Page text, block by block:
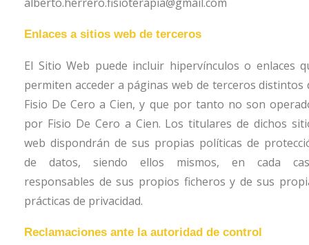
Enlaces a sitios web de terceros
El Sitio Web puede incluir hipervínculos o enlaces
permiten acceder a páginas web de terceros distintos
Fisio De Cero a Cien, y que por tanto no son
por Fisio De Cero a Cien. Los titulares de dichos
web dispondrán de sus propias políticas de
de datos, siendo ellos mismos, en cada
responsables de sus propios ficheros y de sus
prácticas de privacidad.
Reclamaciones ante la autoridad de control